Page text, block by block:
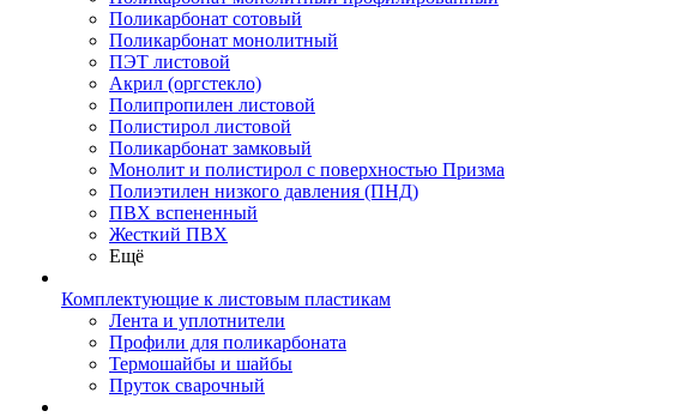
Поликарбонат сотовый
Поликарбонат монолитный
ПЭТ листовой
Акрил (оргстекло)
Полипропилен листовой
Полистирол листовой
Поликарбонат замковый
Монолит и полистирол с поверхностью Призма
Полиэтилен низкого давления (ПНД)
ПВХ вспененный
Жесткий ПВХ
Ещё
Комплектующие к листовым пластикам
Лента и уплотнители
Профили для поликарбоната
Термошайбы и шайбы
Пруток сварочный